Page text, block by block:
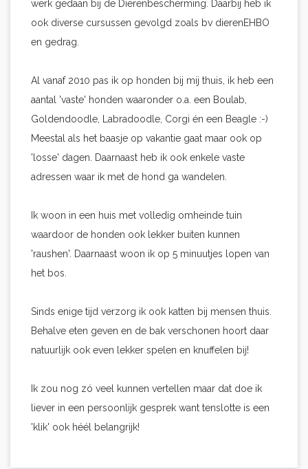
werk gedaan bij de Dierenbescherming. Daarbij heb ik
ook diverse cursussen gevolgd zoals bv dierenEHBO
en gedrag.
Al vanaf 2010 pas ik op honden bij mij thuis, ik heb een
aantal 'vaste' honden waaronder o.a. een Boulab,
Goldendoodle, Labradoodle, Corgi én een Beagle :-)
Meestal als het baasje op vakantie gaat maar ook op
'losse' dagen. Daarnaast heb ik ook enkele vaste
adressen waar ik met de hond ga wandelen.
Ik woon in een huis met volledig omheinde tuin
waardoor de honden ook lekker buiten kunnen
'raushen'. Daarnaast woon ik op 5 minuutjes lopen van
het bos.
Sinds enige tijd verzorg ik ook katten bij mensen thuis.
Behalve eten geven en de bak verschonen hoort daar
natuurlijk ook even lekker spelen en knuffelen bij!
Ik zou nog zó veel kunnen vertellen maar dat doe ik
liever in een persoonlijk gesprek want tenslotte is een
'klik' ook héél belangrijk!